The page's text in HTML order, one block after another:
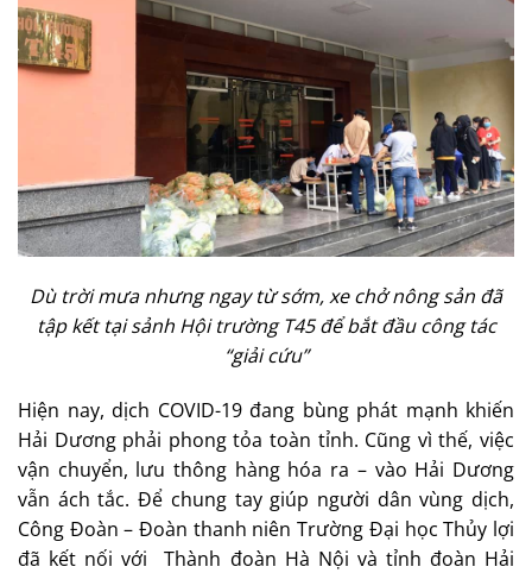
Dù trời mưa nhưng ngay từ sớm, xe chở nông sản đã
tập kết tại sảnh Hội trường T45 để bắt đầu công tác
“giải cứu”
Hiện nay, dịch COVID-19 đang bùng phát mạnh khiến
Hải Dương phải phong tỏa toàn tỉnh. Cũng vì thế, việc
vận chuyển, lưu thông hàng hóa ra – vào Hải Dương
vẫn ách tắc. Để chung tay giúp người dân vùng dịch,
Công Đoàn – Đoàn thanh niên Trường Đại học Thủy lợi
đã kết nối với Thành đoàn Hà Nội và tỉnh đoàn Hải